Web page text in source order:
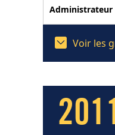
Administrateur
Voir les